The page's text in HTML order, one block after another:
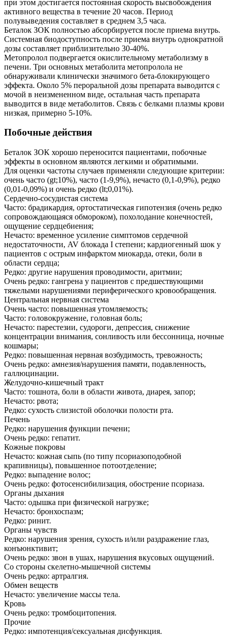
при этом достигается постоянная скорость высвобождения
активного вещества в течение 20 часов. Период
полувыведения составляет в среднем 3,5 часа.
Беталок ЗОК полностью абсорбируется после приема внутрь.
Системная биодоступность после приема внутрь однократной
дозы составляет приблизительно 30-40%.
Метопролол подвергается окислительному метаболизму в
печени. Три основных метаболита метопролола не
обнаруживали клинически значимого бета-блокирующего
эффекта. Около 5% пероральной дозы препарата выводится с
мочой в неизмененном виде, остальная часть препарата
выводится в виде метаболитов. Связь с белками плазмы крови
низкая, примерно 5-10%.
Побочные действия
Беталок ЗОК хорошо переносится пациентами, побочные
эффекты в основном являются легкими и обратимыми.
Для оценки частоты случаев применяли следующие критерии:
очень часто (gt;10%), часто (1-9,9%), нечасто (0,1-0,9%), редко
(0,01-0,09%) и очень редко (lt;0,01%).
Сердечно-сосудистая система
Часто: брадикардия, ортостатическая гипотензия (очень редко
сопровождающаяся обмороком), похолодание конечностей,
ощущение сердцебиения;
Нечасто: временное усиление симптомов сердечной
недостаточности, AV блокада I степени; кардиогенный шок у
пациентов с острым инфарктом миокарда, отеки, боли в
области сердца;
Редко: другие нарушения проводимости, аритмии;
Очень редко: гангрена у пациентов с предшествующими
тяжелыми нарушениями периферического кровообращения.
Центральная нервная система
Очень часто: повышенная утомляемость;
Часто: головокружение, головная боль;
Нечасто: парестезии, судороги, депрессия, снижение
концентрации внимания, сонливость или бессонница, ночные
кошмары;
Редко: повышенная нервная возбудимость, тревожность;
Очень редко: амнезия/нарушения памяти, подавленность,
галлюцинации.
Желудочно-кишечный тракт
Часто: тошнота, боли в области живота, диарея, запор;
Нечасто: рвота;
Редко: сухость слизистой оболочки полости рта.
Печень
Редко: нарушения функции печени;
Очень редко: гепатит.
Кожные покровы
Нечасто: кожная сыпь (по типу псориазоподобной
крапивницы), повышенное потоотделение;
Редко: выпадение волос;
Очень редко: фотосенсибилизация, обострение псориаза.
Органы дыхания
Часто: одышка при физической нагрузке;
Нечасто: бронхоспазм;
Редко: ринит.
Органы чувств
Редко: нарушения зрения, сухость и/или раздражение глаз,
конъюнктивит;
Очень редко: звон в ушах, нарушения вкусовых ощущений.
Со стороны скелетно-мышечной системы
Очень редко: артралгия.
Обмен веществ
Нечасто: увеличение массы тела.
Кровь
Очень редко: тромбоцитопения.
Прочие
Редко: импотенция/сексуальная дисфункция.